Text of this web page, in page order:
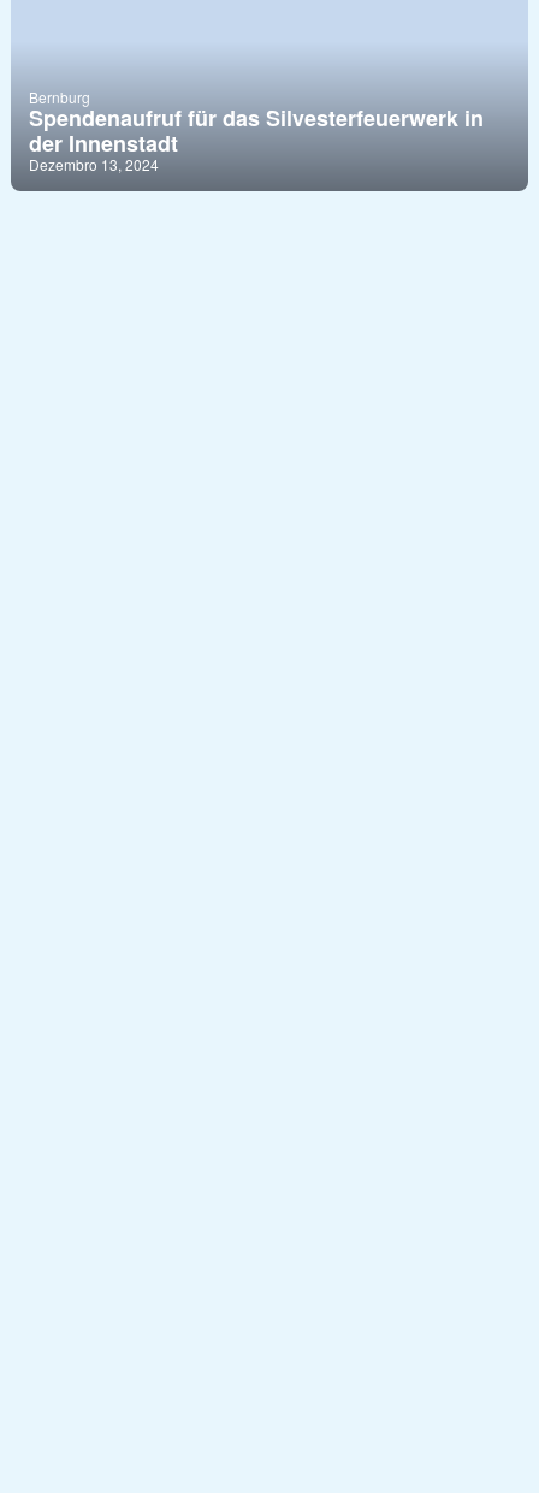
Bernburg
Spendenaufruf für das Silvesterfeuerwerk in
der Innenstadt
Dezembro 13, 2024